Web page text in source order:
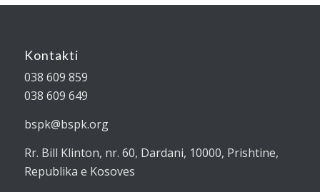
Kontakti
038 609 859
038 609 649
bspk@bspk.org
Rr. Bill Klinton, nr. 60, Dardani, 10000, Prishtine,
Republika e Kosoves